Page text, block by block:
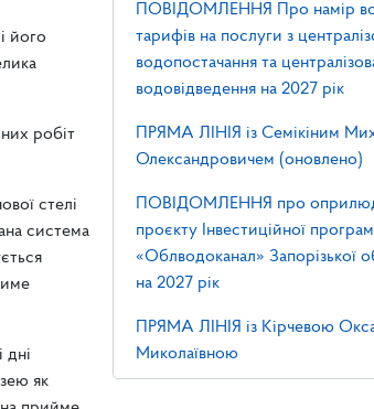
його
робіт
стелі
система
дні
як
ПОВІДОМЛЕННЯ Про намір
тарифів на послуги з
водопостачання та
водовідведення на 2027 рік
ПРЯМА ЛІНІЯ із Семікіним
Олександровичем (оновлено)
ПОВІДОМЛЕННЯ про
проєкту Інвестиційної
«Облводоканал» Запорізької
на 2027 рік
ПРЯМА ЛІНІЯ із Кірчевою
Миколаївною